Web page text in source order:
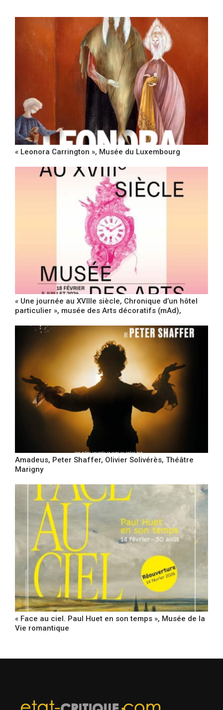
« Leonora Carrington », Musée du Luxembourg
« Une journée au XVIIIe siècle, Chronique d’un hôtel
particulier », musée des Arts décoratifs (mAd),
Amadeus, Peter Shaffer, Olivier Solivérès, Théâtre
Marigny
« Face au ciel. Paul Huet en son temps », Musée de la
Vie romantique